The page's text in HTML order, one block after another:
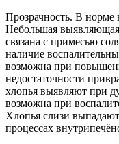
Прозрачность. В норме
Небольшая
связана с примесью
наличие
возможна при
недостаточности
хлопья выявляют при
возможна при
Хлопья слизи
процессах